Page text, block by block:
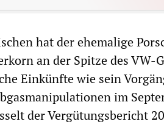
hat der ehemalige
an der Spitze des VW-
Einkünfte wie sein
im
der Vergütungsbericht